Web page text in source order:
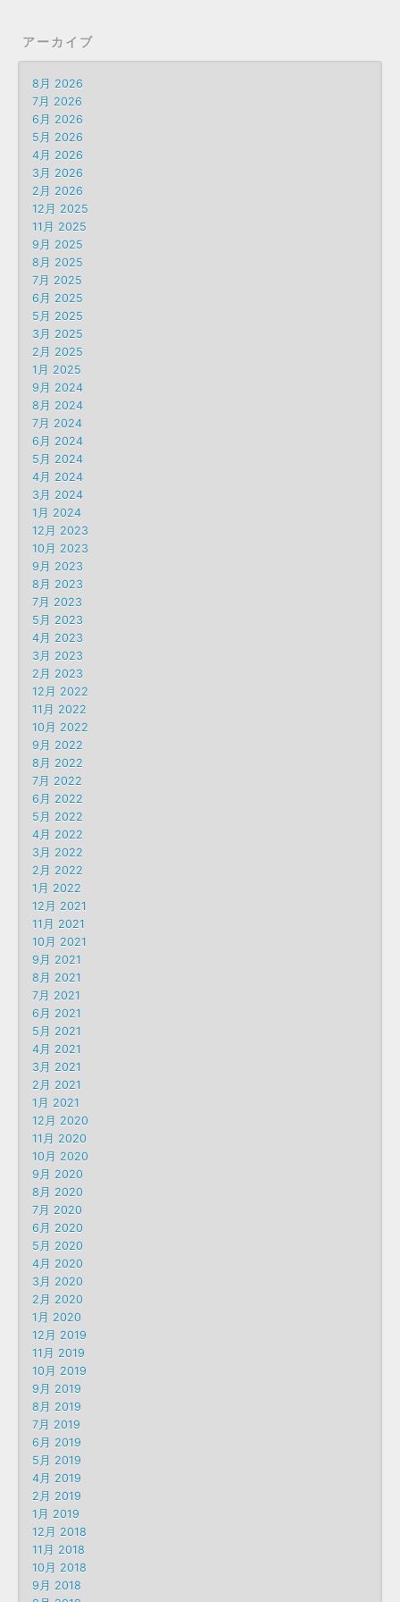
アーカイブ
8月 2026
7月 2026
6月 2026
5月 2026
4月 2026
3月 2026
2月 2026
12月 2025
11月 2025
9月 2025
8月 2025
7月 2025
6月 2025
5月 2025
3月 2025
2月 2025
1月 2025
9月 2024
8月 2024
7月 2024
6月 2024
5月 2024
4月 2024
3月 2024
1月 2024
12月 2023
10月 2023
9月 2023
8月 2023
7月 2023
5月 2023
4月 2023
3月 2023
2月 2023
12月 2022
11月 2022
10月 2022
9月 2022
8月 2022
7月 2022
6月 2022
5月 2022
4月 2022
3月 2022
2月 2022
1月 2022
12月 2021
11月 2021
10月 2021
9月 2021
8月 2021
7月 2021
6月 2021
5月 2021
4月 2021
3月 2021
2月 2021
1月 2021
12月 2020
11月 2020
10月 2020
9月 2020
8月 2020
7月 2020
6月 2020
5月 2020
4月 2020
3月 2020
2月 2020
1月 2020
12月 2019
11月 2019
10月 2019
9月 2019
8月 2019
7月 2019
6月 2019
5月 2019
4月 2019
2月 2019
1月 2019
12月 2018
11月 2018
10月 2018
9月 2018